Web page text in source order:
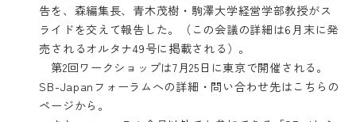
告を、森編集長、青木茂樹・駒澤大学経営学部教授がス
ライドを交えて報告した。（この会議の詳細は6月末に発
売されるオルタナ49号に掲載される）。
第2回ワークショップは7月25日に東京で開催される。
SB-Japanフォーラムへの詳細・問い合わせ先はこちらの
ページから。